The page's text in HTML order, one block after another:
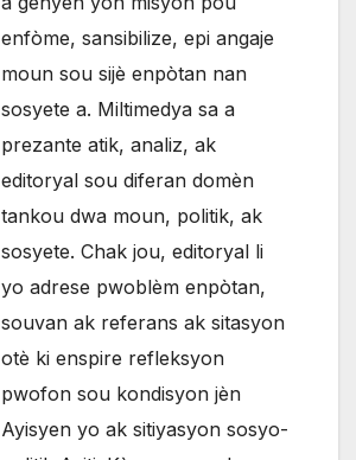
enfòme, sansibilize, epi angaje
moun sou sijè enpòtan nan
sosyete a. Miltimedya sa a
prezante atik, analiz, ak
editoryal sou diferan domèn
tankou dwa moun, politik, ak
sosyete. Chak jou, editoryal li
yo adrese pwoblèm enpòtan,
souvan ak referans ak sitasyon
otè ki enspire refleksyon
pwofon sou kondisyon jèn
Ayisyen yo ak sitiyasyon sosyo-